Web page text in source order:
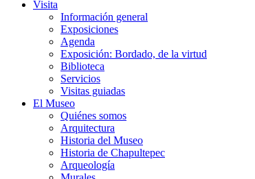
Visita
Información general
Exposiciones
Agenda
Exposición: Bordado, de la virtud
Biblioteca
Servicios
Visitas guiadas
El Museo
Quiénes somos
Arquitectura
Historia del Museo
Historia de Chapultepec
Arqueología